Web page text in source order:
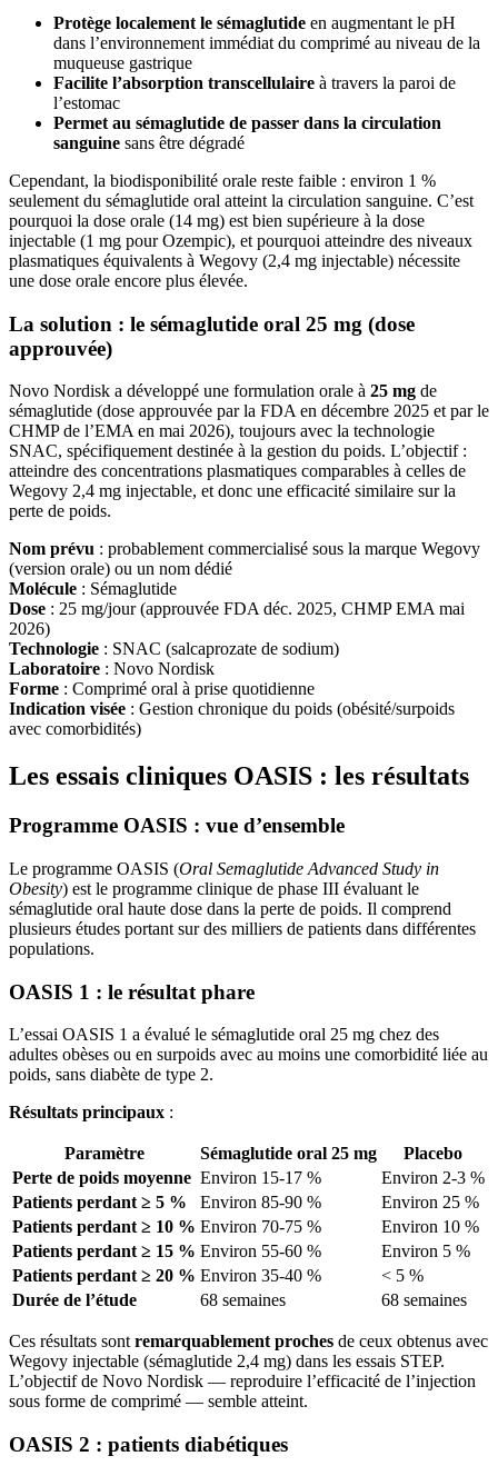
Protège localement le sémaglutide en augmentant le pH
dans l’environnement immédiat du comprimé au niveau de la
muqueuse gastrique
Facilite l’absorption transcellulaire à travers la paroi de
l’estomac
Permet au sémaglutide de passer dans la circulation
sanguine sans être dégradé
Cependant, la biodisponibilité orale reste faible : environ 1 %
seulement du sémaglutide oral atteint la circulation sanguine. C’est
pourquoi la dose orale (14 mg) est bien supérieure à la dose
injectable (1 mg pour Ozempic), et pourquoi atteindre des niveaux
plasmatiques équivalents à Wegovy (2,4 mg injectable) nécessite
une dose orale encore plus élevée.
La solution : le sémaglutide oral 25 mg (dose
approuvée)
Novo Nordisk a développé une formulation orale à 25 mg de
sémaglutide (dose approuvée par la FDA en décembre 2025 et par le
CHMP de l’EMA en mai 2026), toujours avec la technologie
SNAC, spécifiquement destinée à la gestion du poids. L’objectif :
atteindre des concentrations plasmatiques comparables à celles de
Wegovy 2,4 mg injectable, et donc une efficacité similaire sur la
perte de poids.
Nom prévu : probablement commercialisé sous la marque Wegovy
(version orale) ou un nom dédié
Molécule : Sémaglutide
Dose : 25 mg/jour (approuvée FDA déc. 2025, CHMP EMA mai
2026)
Technologie : SNAC (salcaprozate de sodium)
Laboratoire : Novo Nordisk
Forme : Comprimé oral à prise quotidienne
Indication visée : Gestion chronique du poids (obésité/surpoids
avec comorbidités)
Les essais cliniques OASIS : les résultats
Programme OASIS : vue d’ensemble
Le programme OASIS (Oral Semaglutide Advanced Study in
Obesity) est le programme clinique de phase III évaluant le
sémaglutide oral haute dose dans la perte de poids. Il comprend
plusieurs études portant sur des milliers de patients dans différentes
populations.
OASIS 1 : le résultat phare
L’essai OASIS 1 a évalué le sémaglutide oral 25 mg chez des
adultes obèses ou en surpoids avec au moins une comorbidité liée au
poids, sans diabète de type 2.
Résultats principaux :
Paramètre Sémaglutide oral 25 mg
Placebo
Perte de poids moyenne Environ 15-17 %
Environ 2-3 %
Patients perdant ≥ 5 %
Environ 85-90 %
Environ 25 %
Patients perdant ≥ 10 % Environ 70-75 %
Environ 10 %
Patients perdant ≥ 15 % Environ 55-60 %
Environ 5 %
Patients perdant ≥ 20 % Environ 35-40 %
< 5 %
Durée de l’étude
68 semaines 68 semaines
Ces résultats sont remarquablement proches de ceux obtenus avec
Wegovy injectable (sémaglutide 2,4 mg) dans les essais STEP.
L’objectif de Novo Nordisk — reproduire l’efficacité de l’injection
sous forme de comprimé — semble atteint.
OASIS 2 : patients diabétiques